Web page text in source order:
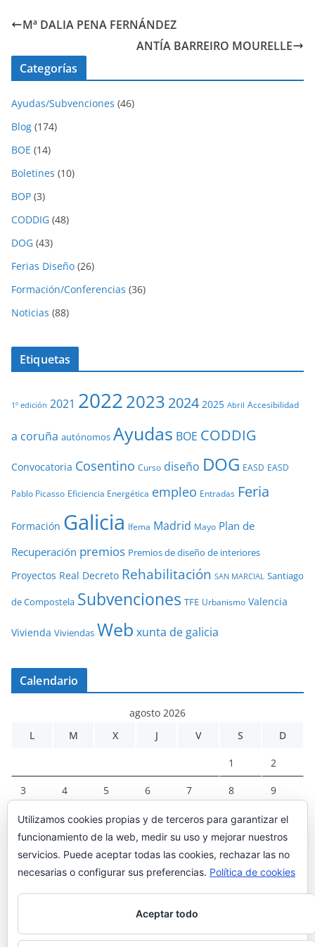
Mª DALIA PENA FERNÁNDEZ
ANTÍA BARREIRO MOURELLE
Categorías
Ayudas/Subvenciones (46)
Blog (174)
BOE (14)
Boletines (10)
BOP (3)
CODDIG (48)
DOG (43)
Ferias Diseño (26)
Formación/Conferencias (36)
Noticias (88)
Etiquetas
1º edición 2021 20222023 2024 2025 Abril Accesibilidad
a coruña autónomos Ayudas BOE CODDIG
Convocatoria Cosentino Curso diseño DOG EASD EASD
Pablo Picasso Eficiencia Energética empleo Entradas Feria
Formación Galicia Ifema Madrid Mayo Plan de
Recuperación premios Premios de diseño de interiores
Proyectos Real Decreto Rehabilitación SAN MARCIAL Santiago
de Compostela Subvenciones TFE Urbanismo Valencia
Vivienda Viviendas Web xunta de galicia
Calendario
agosto 2026
L
M X J V S D
1 2
3 4 5 6 7 8 9
10 11 12 13 14 15 16
17 18 19 20 21 22 23
24 25 26 27 28 29 30
« Mar
Utilizamos cookies propias y de terceros para garantizar el
funcionamiento de la web, medir su uso y mejorar nuestros
servicios. Puede aceptar todas las cookies, rechazar las no
necesarias o configurar sus preferencias. Política de cookies
Aceptar todo